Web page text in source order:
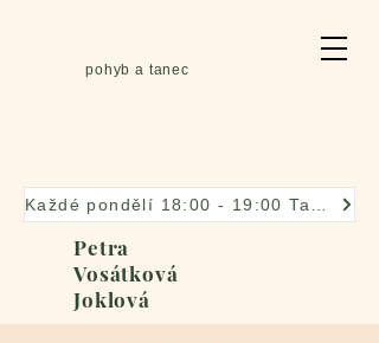
pohyb a tanec
Petra
Vosátková
Joklová